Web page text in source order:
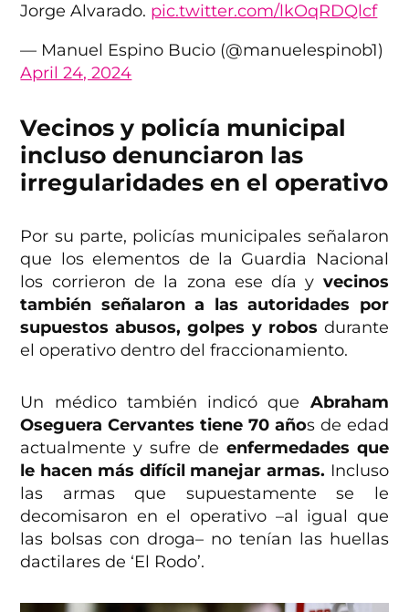
Jorge Alvarado. pic.twitter.com/lkOqRDQlcf
— Manuel Espino Bucio (@manuelespinob1)
April 24, 2024
Vecinos y policía municipal
incluso denunciaron las
irregularidades en el operativo
Por su parte, policías municipales señalaron
que los elementos de la Guardia Nacional
los corrieron de la zona ese día y vecinos
también señalaron a las autoridades por
supuestos abusos, golpes y robos durante
el operativo dentro del fraccionamiento.
Un médico también indicó que Abraham
Oseguera Cervantes tiene 70 años de edad
actualmente y sufre de enfermedades que
le hacen más difícil manejar armas. Incluso
las armas que supuestamente se le
decomisaron en el operativo –al igual que
las bolsas con droga– no tenían las huellas
dactilares de ‘El Rodo’.